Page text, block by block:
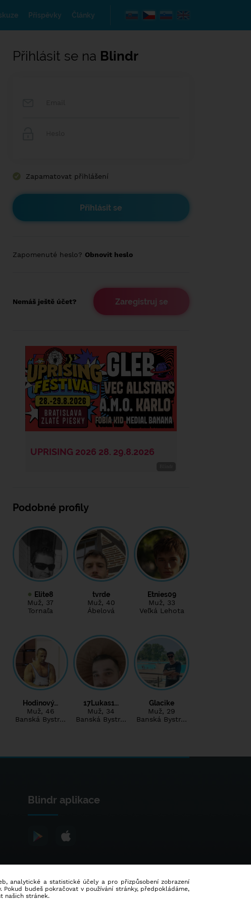
Příspěvky Články
Přihlásit se na Blindr
Zapamatovat přihlášení
Zapomenuté heslo? Obnovit heslo
Nemáš ještě účet? Zaregistruj se
Podobné profily
Elite8
Muž, 37
Tornaľa
tvrde
Muž, 40
Ábelová
Etnies09
Muž, 33
Veľká Lehota
Hodinový…
Muž, 46
Banská Bystr…
17Lukas1…
Muž, 34
Banská Bystr…
Glacike
Muž, 29
Banská Bystr…
Blindr aplikace
analytické a statistické účely a pro přizpůsobení zobrazení
budeš pokračovat v používání stránky, předpokládáme,
našich stránek.